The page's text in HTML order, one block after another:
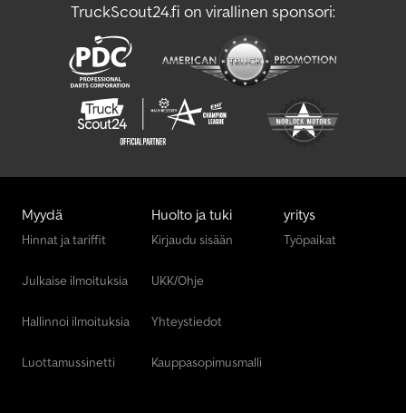
TruckScout24.fi on virallinen sponsori:
Myydä
Hinnat ja tariffit
Julkaise ilmoituksia
Hallinnoi ilmoituksia
Luottamussinetti
Huolto ja tuki
Kirjaudu sisään
UKK/Ohje
Yhteystiedot
Kauppasopimusmalli
yritys
Työpaikat